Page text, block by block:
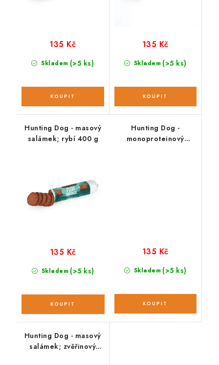
Skladem (>5 ks)
135 Kč
Skladem (>5 ks)
135 Kč
Hunting Dog - masový
salámek; rybí 400 g
Skladem (>5 ks)
135 Kč
Hunting Dog -
monoproteinový
Skladem (>5 ks)
135 Kč
Hunting Dog - masový
salámek; zvěřinový